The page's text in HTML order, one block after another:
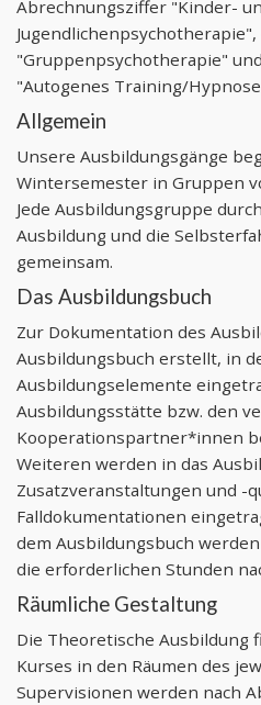
Abrechnungsziffer "Kinder-
"Gruppenpsychotherapie"
"Autogenes Training/
Allgemein
Unsere Ausbildungsgänge
Wintersemester in Gruppen
Jede Ausbildungsgruppe
Ausbildung und die
gemeinsam.
Das Ausbildungsbuch
Zur Dokumentation des
Ausbildungsbuch erstellt, in
Ausbildungselemente
Ausbildungsstätte bzw. den
Kooperationspartner*innen
Weiteren werden in das
Zusatzveranstaltungen und -
Falldokumentationen
dem Ausbildungsbuch
die erforderlichen Stunden
Räumliche Gestaltung
Die Theoretische Ausbildung
Kurses in den Räumen des
Supervisionen werden nach